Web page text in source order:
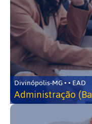
Divinópolis-MG • • EAD
Administração